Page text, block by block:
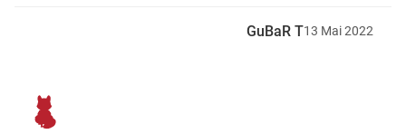
GuBaR T13 Mai2022